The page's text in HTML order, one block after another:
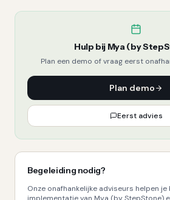
Hulp bij Mya (by
Plan een demo of vraag eerst
Plan demo
Eerst advies
Begeleiding nodig?
Onze onafhankelijke adviseurs helpen